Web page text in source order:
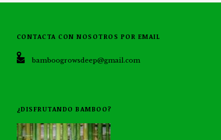
CONTACTA CON NOSOTROS POR EMAIL
bamboogrowsdeep@gmail.com
¿DISFRUTANDO BAMBOO?